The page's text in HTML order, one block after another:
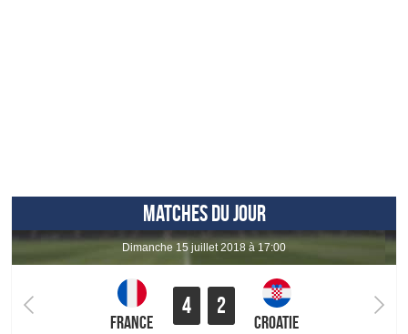
MATCHES DU JOUR
dimanche 15 juillet 2018 à 17:00
France
4 2
Croatie